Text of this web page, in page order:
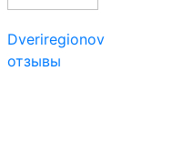
Dveriregionov
отзывы